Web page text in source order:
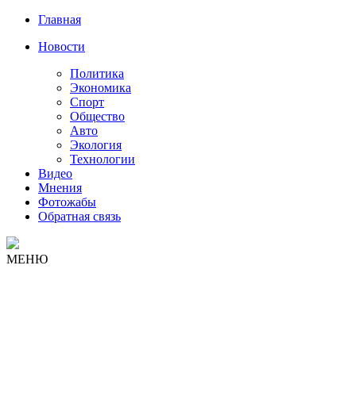
Главная
Новости
Политика
Экономика
Спорт
Общество
Авто
Экология
Технологии
Видео
Мнения
Фотожабы
Обратная связь
МЕНЮ